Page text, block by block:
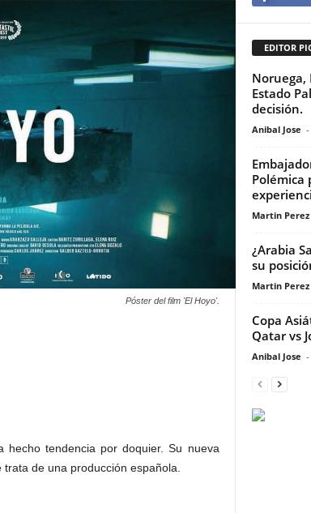
Póster del film 'El Hoyo'.
hecho tendencia por doquier. Su nueva
de una producción española.
EDITOR
Noruega,
Estado
decisión.
Anibal Jose -
Polémica
Martin Perez
¿Arabia
su
Martin Perez
Copa
Qatar vs
Anibal Jose -